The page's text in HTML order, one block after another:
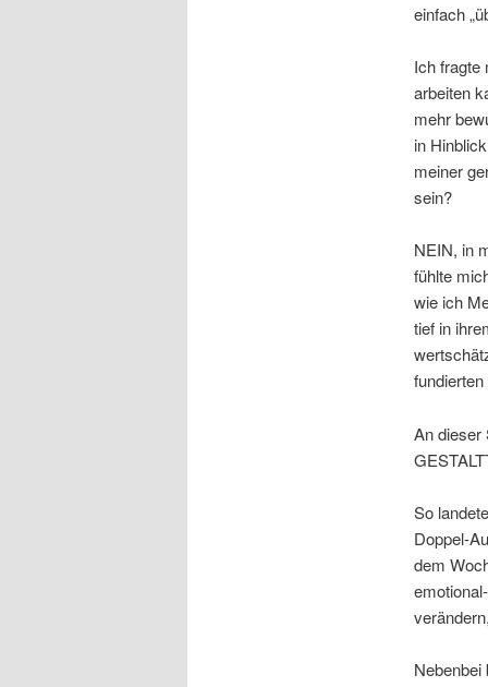
einfach
Ich fragte
arbeiten
mehr
in
meiner
sein?
NEIN, in
fühlte
wie ich
tief in
An dieser
So
Doppel-
dem